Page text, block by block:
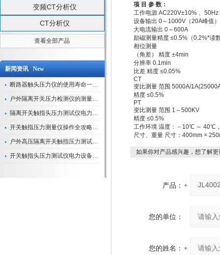
变频CT分析仪
CT分析仪
查看全部产品
新闻资讯 New
断路器触头压力仪的使用寿命一般是多久？
户外隔离开关压力检测仪的测量数据如何与GIS系统对接实现智能化运维？
隔离开关触指头压力测试仪电力系统安全运行的“定海神针”
开关触指压力测量仪操作全攻略：从准备到精准测量的实战指南
户外高压隔离开关触指压力测试仪的作用与价值
开关触指头压力测试仪电力设备安全的“隐形守护者”
项 目 参 数：
工作电源 AC220V±10% 、50Hz
设备输出 0～1000V（20A峰值
大电流输出 0～600A
励磁测量精度 ≤0.5%（0.2%*读
相位测量
（角差） 精度 ±4min
分辨率 0.1min
比差 精度 ≤0.05%
CT
变比测量 范围 5000A/
精度 ≤0.5%
PT
变比测量 范围 1～500KV
精度 ≤0.5%
工作环境 温度：－10℃ ～ 40℃
尺寸、重量 尺寸：400mm ×
如果你对产品感兴趣，想了解
产品：
您的单位：
您的姓名：